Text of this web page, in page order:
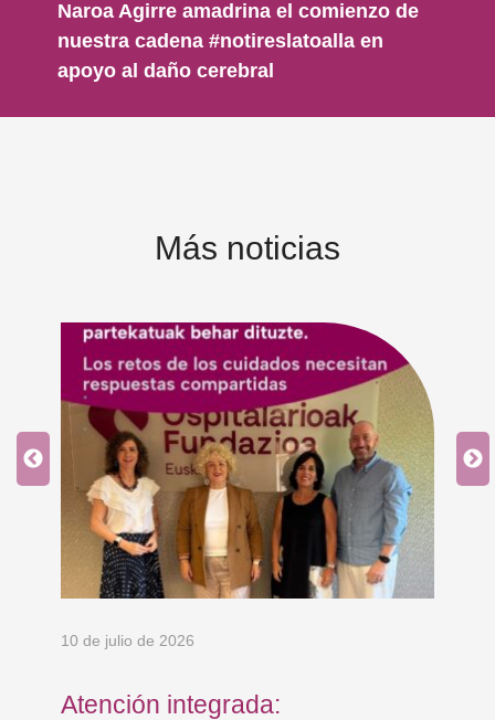
Naroa Agirre amadrina el comienzo de
nuestra cadena #notireslatoalla en
apoyo al daño cerebral
Más noticias
10 de julio de 2026
Atención integrada: